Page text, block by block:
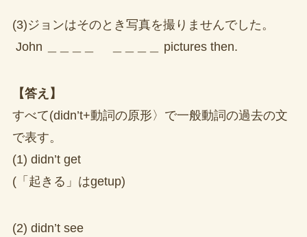
(3)ジョンはそのとき写真を撮りませんでした。
John ＿＿＿＿ ＿＿＿＿ pictures then.
【答え】
すべて(didn’t+動詞の原形〉で一般動詞の過去の文
で表す。
(1) didn’t get
(「起きる」はgetup)
(2) didn’t see